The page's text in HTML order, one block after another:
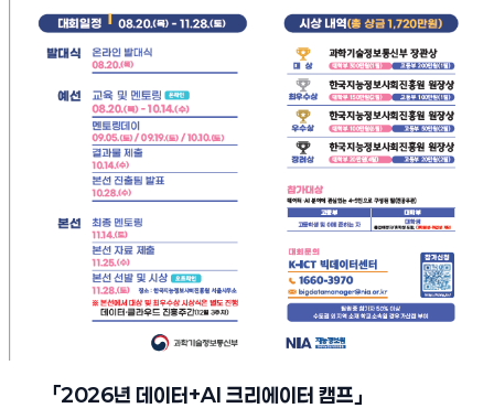
「2026년 데이터+AI 크리에이터 캠프 」